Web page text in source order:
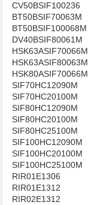
CV50BSIF100236
BT50BSIF70063M
BT50BSIF100068M
DV40BSIF80061M
HSK63ASIF70066M
HSK63ASIF80063M
HSK80ASIF70066M
SIF70HC12090M
SIF70HC20100M
SIF80HC12090M
SIF80HC20100M
SIF80HC25100M
SIF100HC12090M
SIF100HC20100M
SIF100HC25100M
RIR01E1306
RIR01E1312
RIR02E1312